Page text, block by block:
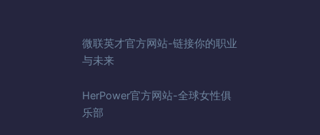
微联英才官方网站-链接你的职业
与未来
HerPower官方网站-全球女性俱
乐部